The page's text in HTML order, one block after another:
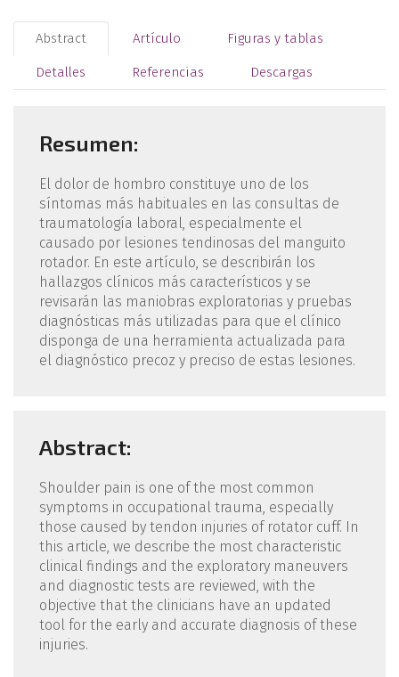
Abstract Artículo Figuras y tablas
Detalles Referencias Descargas
Resumen:
El dolor de hombro constituye uno de los
síntomas más habituales en las consultas de
traumatología laboral, especialmente el
causado por lesiones tendinosas del manguito
rotador. En este artículo, se describirán los
hallazgos clínicos más característicos y se
revisarán las maniobras exploratorias y pruebas
diagnósticas más utilizadas para que el clínico
disponga de una herramienta actualizada para
el diagnóstico precoz y preciso de estas lesiones.
Abstract:
Shoulder pain is one of the most common
symptoms in occupational trauma, especially
those caused by tendon injuries of rotator cuff. In
this article, we describe the most characteristic
clinical findings and the exploratory maneuvers
and diagnostic tests are reviewed, with the
objective that the clinicians have an updated
tool for the early and accurate diagnosis of these
injuries.